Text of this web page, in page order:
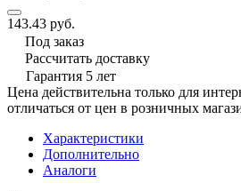
143.43 руб.
Под заказ
Рассчитать доставку
Гарантия 5 лет
Цена действительна только для
отличаться от цен в розничных
Характеристики
Дополнительно
Аналоги